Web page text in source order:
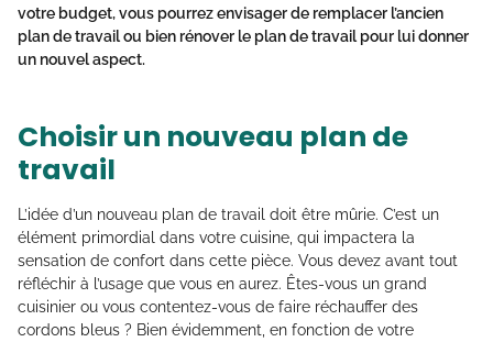
votre budget, vous pourrez envisager de remplacer l’ancien
plan de travail ou bien rénover le plan de travail pour lui donner
un nouvel aspect.
Choisir un nouveau plan de
travail
L’idée d’un nouveau plan de travail doit être mûrie. C’est un
élément primordial dans votre cuisine, qui impactera la
sensation de confort dans cette pièce. Vous devez avant tout
réfléchir à l’usage que vous en aurez. Êtes-vous un grand
cuisinier ou vous contentez-vous de faire réchauffer des
cordons bleus ? Bien évidemment, en fonction de votre